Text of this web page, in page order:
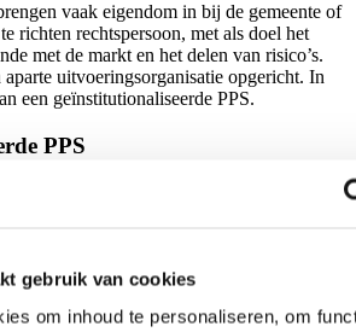
gebruik van cookies
om inhoud te personaliseren, om
vaak eigendom in bij de gemeente of
richten rechtspersoon, met als doel het
met de markt en het delen van risico’s.
uitvoeringsorganisatie opgericht. In
een geïnstitutionaliseerde PPS.
PPS
van decentrale overheden
vorm van een geïnstitutionaliseerde PPS.
oprichten voor de uitvoering van